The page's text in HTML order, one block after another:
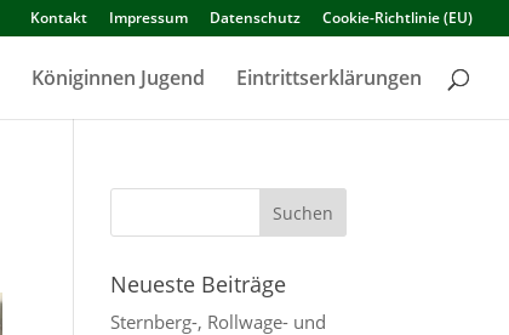
Kontakt Impressum Datenschutz Cookie-Richtlinie (EU)
Königinnen Jugend Eintrittserklärungen
Neueste Beiträge
Sternberg-, Rollwage- und